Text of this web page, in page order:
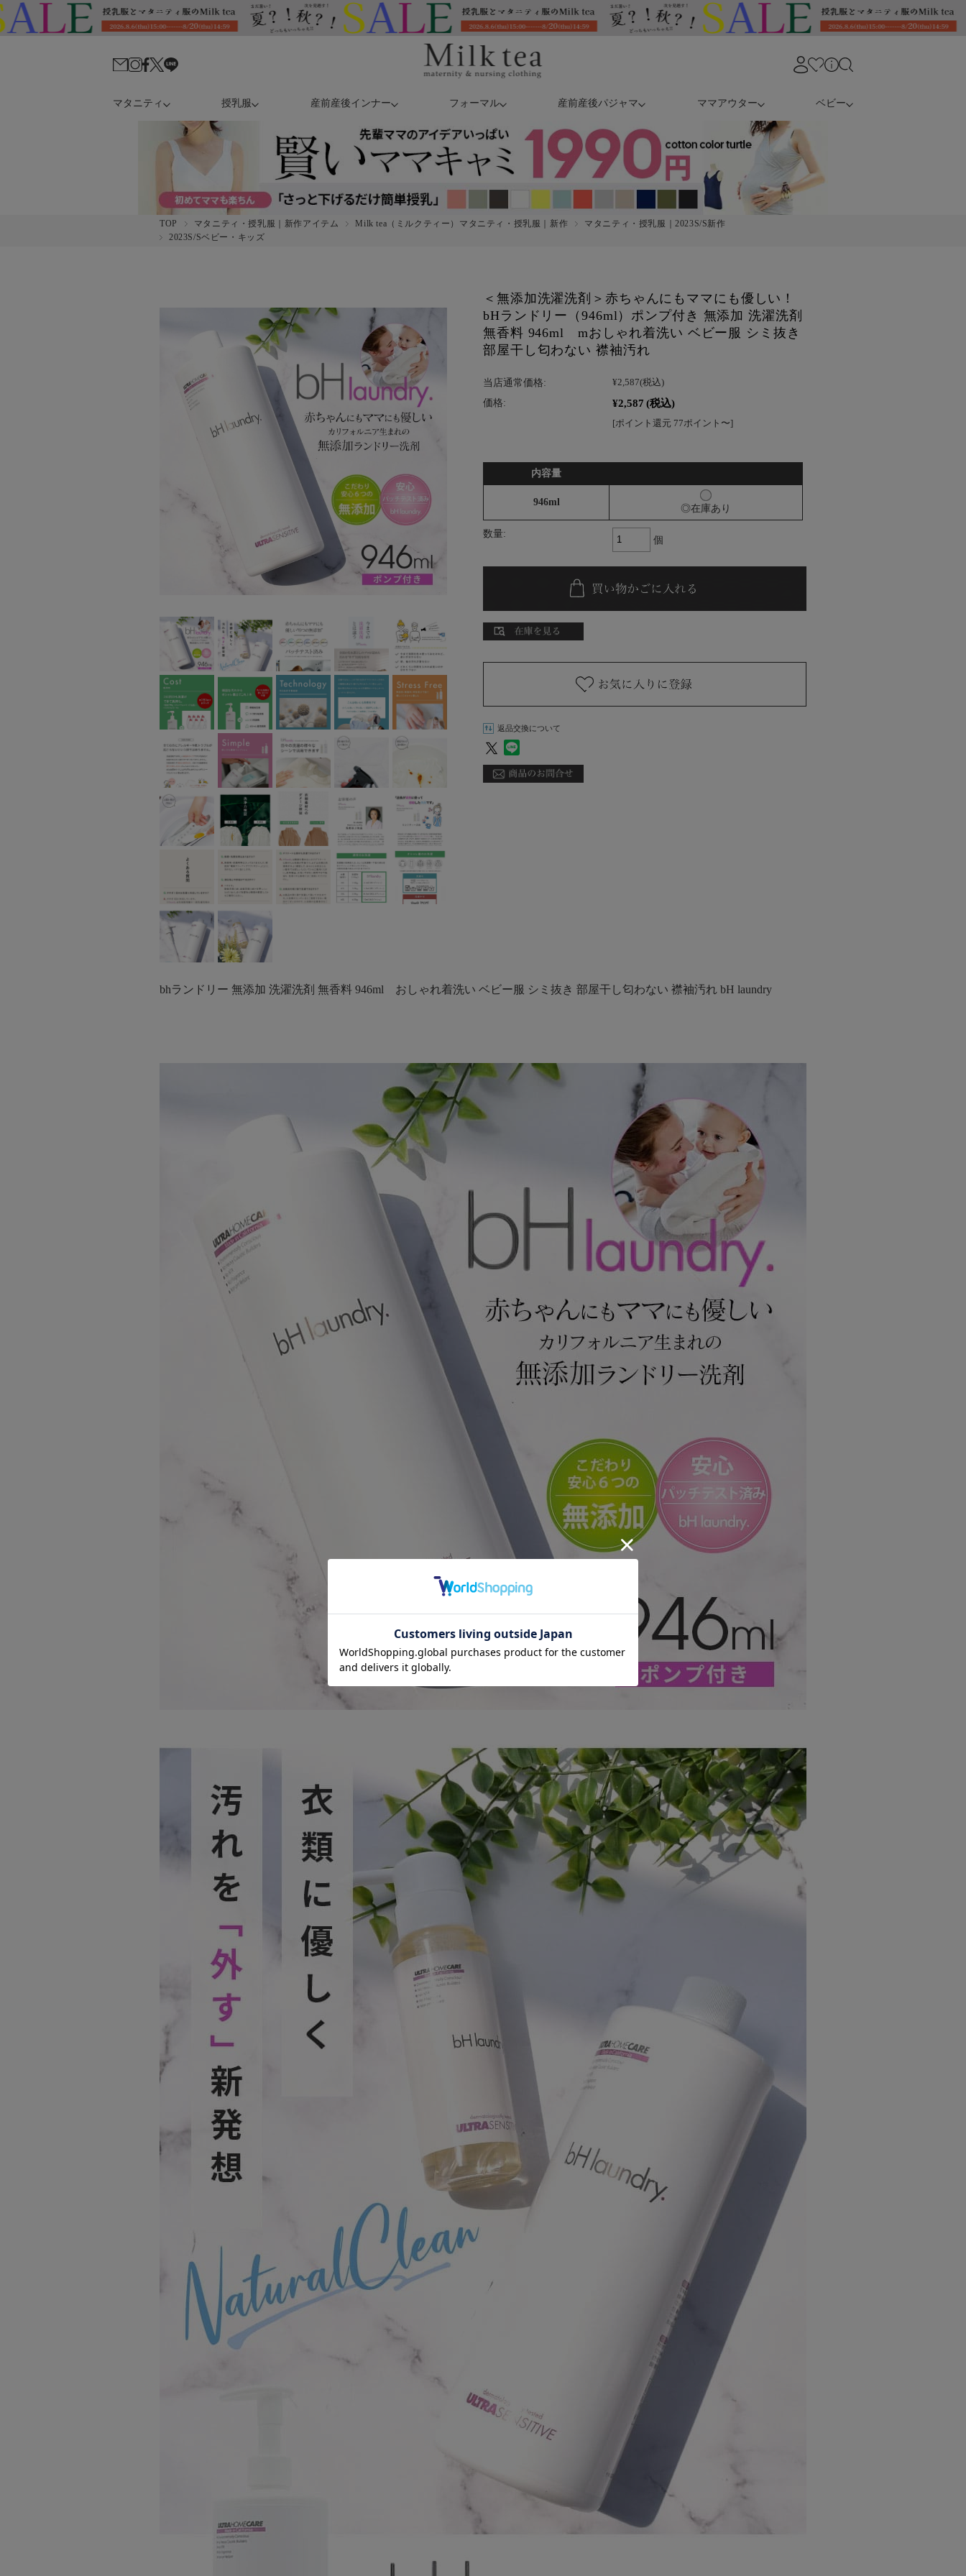
マタニティ 授乳服 産前産後インナー フォーマル 産前産後パジャマ ママアウター ベビー
TOP マタニティ・授乳服｜新作アイテム Milk tea（ミルクティー）マタニティ・授乳服｜新作
マタニティ・授乳服｜2023S/S新作
2023S/Sベビー・キッズ
＜無添加洗濯洗剤＞赤ちゃんにもママにも優しい！
bHランドリー（946ml）ポンプ付き 無添加 洗濯洗剤
無香料 946ml mおしゃれ着洗い ベビー服 シミ抜き
部屋干し匂わない 襟袖汚れ
当店通常価格: ¥2,587(税込)
価格: ¥2,587 (税込)
[ポイント還元 77ポイント〜]
内容量
946ml
◎在庫あり
数量:
個
返品交換について
bhランドリー 無添加 洗濯洗剤 無香料 946ml おしゃれ着洗い ベビー服 シミ抜き 部屋干し匂わない 襟袖汚れ bH laundry